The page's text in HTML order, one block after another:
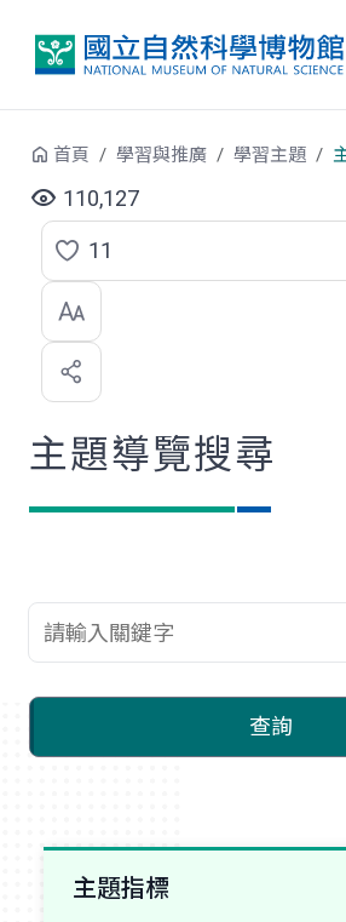
首頁 學習與推廣 學習主題
110,127
點
選
喜
歡
11
主題導覽搜尋
查詢關鍵字
查詢
主題指標